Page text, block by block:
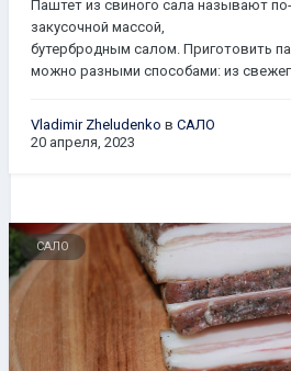
Паштет из свиного сала называют
закусочной массой,
бутербродным салом. Приготовить
можно разными способами: из
Vladimir Zheludenko в САЛО
20 апреля, 2023
САЛО